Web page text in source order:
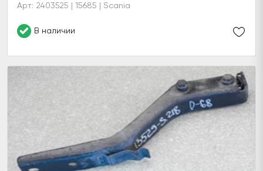
Арт: 2403525 | 15685 | Scania
В наличии